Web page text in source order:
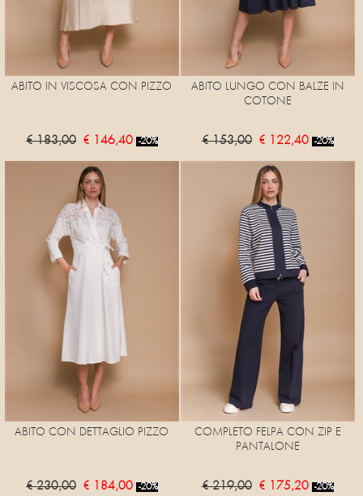
ABITO IN VISCOSA CON PIZZO
€ 183,00 € 146,40 -20%
ABITO LUNGO CON BALZE IN
COTONE
€ 153,00 € 122,40 -20%
ABITO CON DETTAGLIO PIZZO
€ 230,00 € 184,00 -20%
COMPLETO FELPA CON ZIP E
PANTALONE
€ 219,00 € 175,20 -20%